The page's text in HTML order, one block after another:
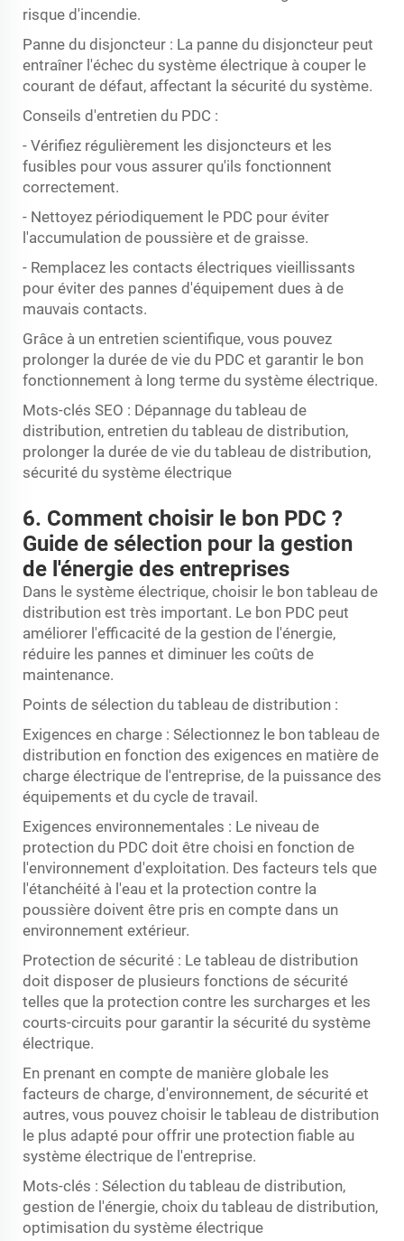
risque d'incendie.
Panne du disjoncteur : La panne du disjoncteur peut
entraîner l'échec du système électrique à couper le
courant de défaut, affectant la sécurité du système.
Conseils d'entretien du PDC :
- Vérifiez régulièrement les disjoncteurs et les
fusibles pour vous assurer qu'ils fonctionnent
correctement.
- Nettoyez périodiquement le PDC pour éviter
l'accumulation de poussière et de graisse.
- Remplacez les contacts électriques vieillissants
pour éviter des pannes d'équipement dues à de
mauvais contacts.
Grâce à un entretien scientifique, vous pouvez
prolonger la durée de vie du PDC et garantir le bon
fonctionnement à long terme du système électrique.
Mots-clés SEO : Dépannage du tableau de
distribution, entretien du tableau de distribution,
prolonger la durée de vie du tableau de distribution,
sécurité du système électrique
6. Comment choisir le bon PDC ?
Guide de sélection pour la gestion
de l'énergie des entreprises
Dans le système électrique, choisir le bon tableau de
distribution est très important. Le bon PDC peut
améliorer l'efficacité de la gestion de l'énergie,
réduire les pannes et diminuer les coûts de
maintenance.
Points de sélection du tableau de distribution :
Exigences en charge : Sélectionnez le bon tableau de
distribution en fonction des exigences en matière de
charge électrique de l'entreprise, de la puissance des
équipements et du cycle de travail.
Exigences environnementales : Le niveau de
protection du PDC doit être choisi en fonction de
l'environnement d'exploitation. Des facteurs tels que
l'étanchéité à l'eau et la protection contre la
poussière doivent être pris en compte dans un
environnement extérieur.
Protection de sécurité : Le tableau de distribution
doit disposer de plusieurs fonctions de sécurité
telles que la protection contre les surcharges et les
courts-circuits pour garantir la sécurité du système
électrique.
En prenant en compte de manière globale les
facteurs de charge, d'environnement, de sécurité et
autres, vous pouvez choisir le tableau de distribution
le plus adapté pour offrir une protection fiable au
système électrique de l'entreprise.
Mots-clés : Sélection du tableau de distribution,
gestion de l'énergie, choix du tableau de distribution,
optimisation du système électrique